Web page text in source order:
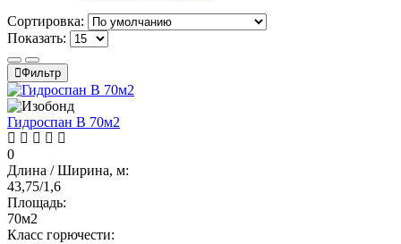
Сортировка:
Показать:
Фильтр
Гидроспан В 70м2
0
Длина / Ширина, м:
43,75/1,6
Площадь:
70м2
Класс горючести: